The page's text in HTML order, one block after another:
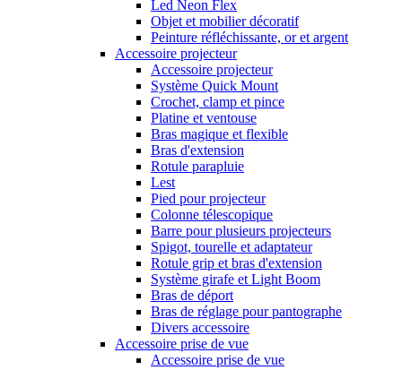
Led Neon Flex
Objet et mobilier décoratif
Peinture réfléchissante, or et argent
Accessoire projecteur
Accessoire projecteur
Système Quick Mount
Crochet, clamp et pince
Platine et ventouse
Bras magique et flexible
Bras d'extension
Rotule parapluie
Lest
Pied pour projecteur
Colonne télescopique
Barre pour plusieurs projecteurs
Spigot, tourelle et adaptateur
Rotule grip et bras d'extension
Système girafe et Light Boom
Bras de déport
Bras de réglage pour pantographe
Divers accessoire
Accessoire prise de vue
Accessoire prise de vue